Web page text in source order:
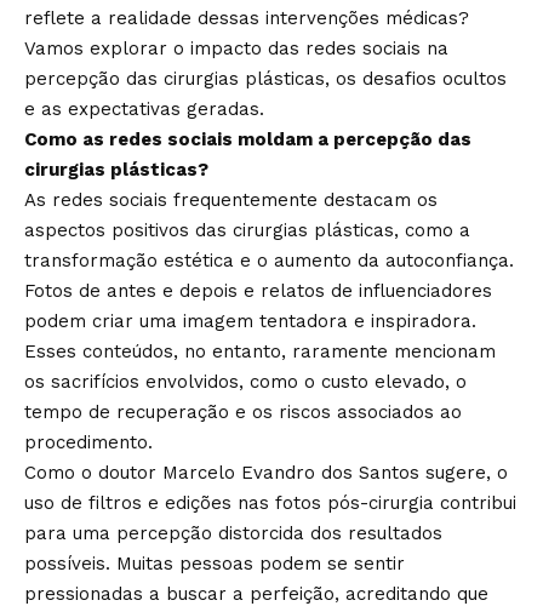
reflete a realidade dessas intervenções médicas?
Vamos explorar o impacto das redes sociais na
percepção das cirurgias plásticas, os desafios ocultos
e as expectativas geradas.
Como as redes sociais moldam a percepção das
cirurgias plásticas?
As redes sociais frequentemente destacam os
aspectos positivos das cirurgias plásticas, como a
transformação estética e o aumento da autoconfiança.
Fotos de antes e depois e relatos de influenciadores
podem criar uma imagem tentadora e inspiradora.
Esses conteúdos, no entanto, raramente mencionam
os sacrifícios envolvidos, como o custo elevado, o
tempo de recuperação e os riscos associados ao
procedimento.
Como o doutor Marcelo Evandro dos Santos sugere, o
uso de filtros e edições nas fotos pós-cirurgia contribui
para uma percepção distorcida dos resultados
possíveis. Muitas pessoas podem se sentir
pressionadas a buscar a perfeição, acreditando que